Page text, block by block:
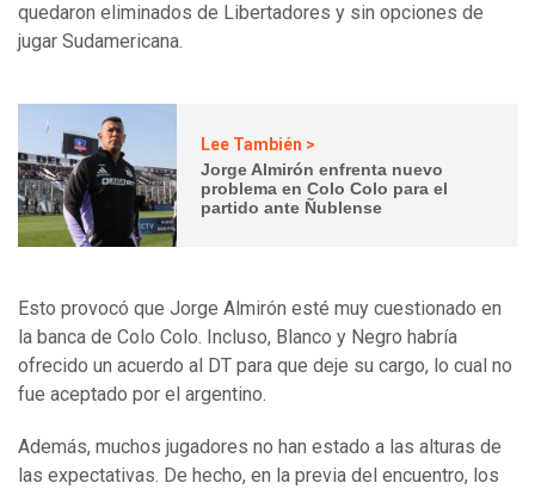
quedaron eliminados de Libertadores y sin opciones de
jugar Sudamericana.
Lee También >
Jorge Almirón enfrenta nuevo
problema en Colo Colo para el
partido ante Ñublense
Esto provocó que Jorge Almirón esté muy cuestionado en
la banca de Colo Colo. Incluso, Blanco y Negro habría
ofrecido un acuerdo al DT para que deje su cargo, lo cual no
fue aceptado por el argentino.
Además, muchos jugadores no han estado a las alturas de
las expectativas. De hecho, en la previa del encuentro, los